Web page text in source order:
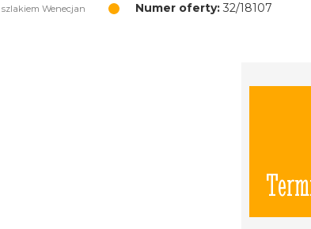
Wenecjan Numer oferty:32/18107